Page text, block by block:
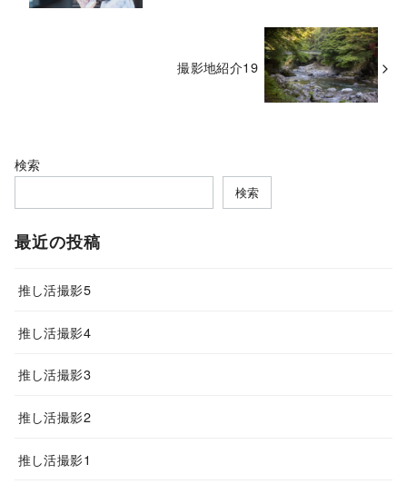
撮影地紹介19
検索
検索
最近の投稿
推し活撮影5
推し活撮影4
推し活撮影3
推し活撮影2
推し活撮影1